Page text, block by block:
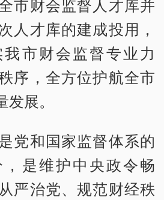
市财会监督人才库并
人才库的建成投用，
市财会监督专业力
序，全方位护航全市
展。
和国家监督体系的
是维护中央政令畅
严治党、规范财经秩